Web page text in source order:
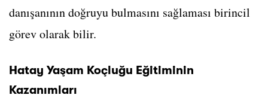
danışanının doğruyu bulmasını sağlaması birincil
görev olarak bilir.
Hatay Yaşam Koçluğu Eğitiminin
Kazanımları